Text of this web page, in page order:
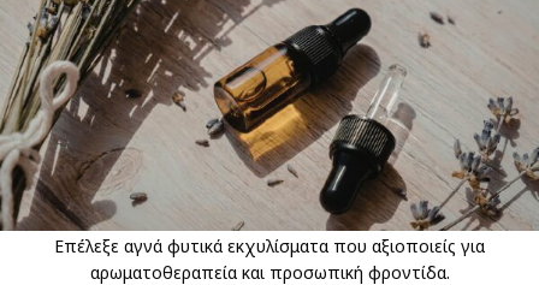
Ανακάλυψε αιθέρια έλαια υψηλής ποιότητας που προσφέρουν
φυσική ευεξία και αρωματική ισορροπία στην καθημερινότητά σου.
Επέλεξε αγνά φυτικά εκχυλίσματα που αξιοποιείς για
αρωματοθεραπεία και προσωπική φροντίδα.